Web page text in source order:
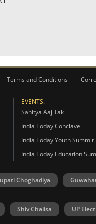
Terms and Conditions
EVENTS:
Sahitya Aaj Tak
India Today Conclave
India Today Youth Summit
India Today Education
Choghadiya
Shiv Chalisa UP